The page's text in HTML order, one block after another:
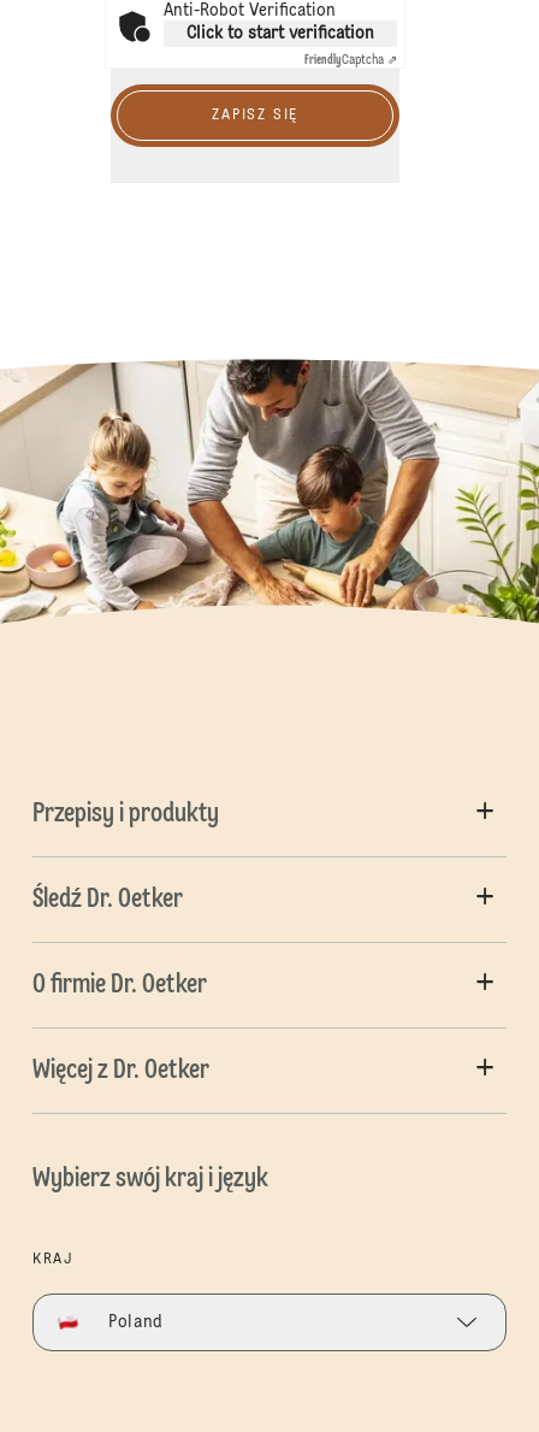
Anti-Robot Verification
Click to start verification
FriendlyCaptcha ⇗
ZAPISZ SIĘ
Przepisy i produkty
Śledź Dr. Oetker
O firmie Dr. Oetker
Więcej z Dr. Oetker
Wybierz swój kraj i język
KRAJ
Poland